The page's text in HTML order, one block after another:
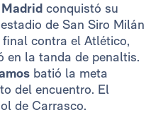
conquistó su
de San Siro Milán
contra el Atlético,
en la tanda de penaltis.
batió la meta
del encuentro. El
de Carrasco.